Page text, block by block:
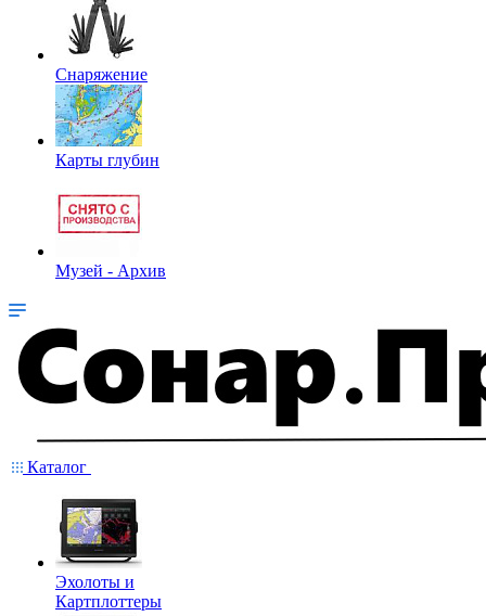
Снаряжение
Карты глубин
Музей - Архив
Каталог
Эхолоты и
Картплоттеры